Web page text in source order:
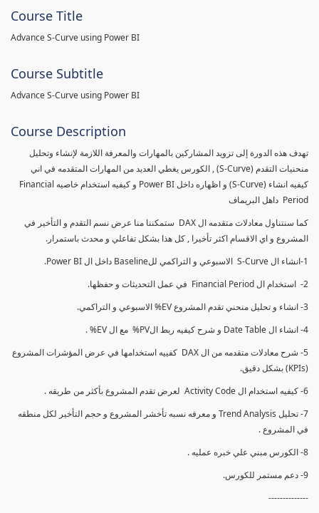
Course Title
Advance S-Curve using Power BI
Course Subtitle
Advance S-Curve using Power BI
Course Description
تهدف هذه الدورة إلى تزويد المشاركين بالمهارات والمعرفة اللازمة لإنشاء وتحليل
منحنيات التقدم (S-Curve) , الكورس يغطي العديد من المهارات المتقدمه في اني
كيفيه انشاء (S-Curve) و اظهاره داخل Power BI و كيفيه استخدام خاصيه Financial
Period داهل البريماف
كما سنتناول معادلات متقدمه ال DAX ستمكننا منا عرض نسم التقدم و التأخير في
المشروع و اي الاقسام اكثر تأخيرا , كل هذا بشكل تفاعلي و محدث باستمرار.
1-انشاء ال S-Curve الاسبوعي و التراكمي للBaseline داخل ال Power BI.
2- استخدام ال Financial Period في عمل التحديثات و حفظها.
3- انشاء و تحليل منحني تقدم المشروع EV% الاسبوعي و التراكمي.
4- انشاء ال Date Table و شرح كيفيه ربط الPV% مع ال EV% .
5- شرح معادلات متقدمه من ال DAX كفييه استخدامها في عرض المؤشرات المشروع
(KPIs) بشكل دقيق.
6- كيفيه استخدام ال Activity Code لعرض تقدم المشروع بأكثر من طريقه .
7- تحليل Trend Analysis و معرفه نسبه تأخشر المشروع و حجم التأخير لكل منطقه
في المشروع .
8- الكورس مبني علي خبره عمليه .
9- دعم مستمر للكورس.
--------------